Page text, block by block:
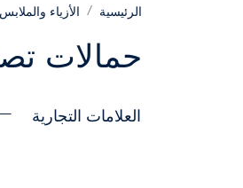
الرئيسية الأزياء والملابس
حمالات
العلامات التجارية